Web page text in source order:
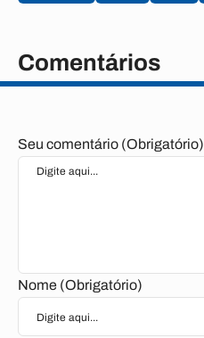
Comentários
Seu comentário (Obrigatório)
Nome (Obrigatório)